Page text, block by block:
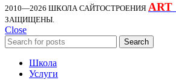
2010—2026 ШКОЛА САЙТОСТРОЕНИЯ ART
ЗАЩИЩЕНЫ.
Close
Search
Школа
Услуги